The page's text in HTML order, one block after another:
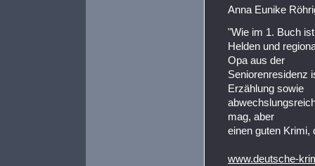
Anna Eunike
"Wie im 1. Buch
Helden und
Opa aus der
Seniorenresidenz
Erzählung sowie
mag, aber
einen guten Krimi,
www.deutsche-